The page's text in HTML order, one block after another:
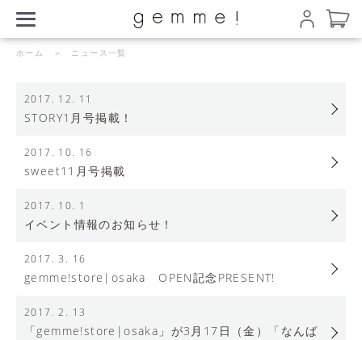
ホーム ＞ ニュース一覧
2017. 12. 11
STORY1月号掲載！
2017. 10. 16
sweet11月号掲載
2017. 10. 1
イベント情報のお知らせ！
2017. 3. 16
gemme!store|osaka OPEN記念PRESENT!
2017. 2. 13
「gemme!store|osaka」が3月17日（金）「なんば